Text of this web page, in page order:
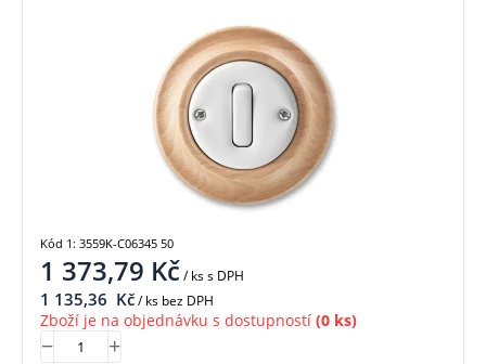
1 373,79 Kč/ kss DPH
1 135,36 Kč/ ks bez DPH
Zboží je na objednávku s dostupností (0 ks)
Kód 1: 3559K-C06345 50